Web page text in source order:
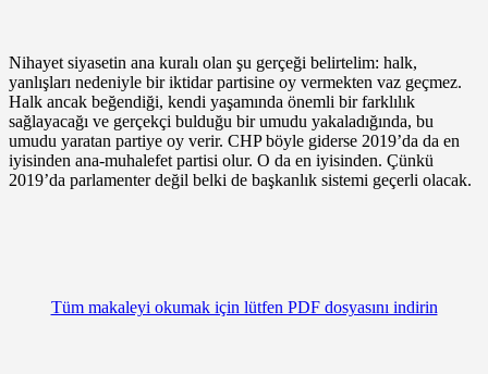
Nihayet siyasetin ana kuralı olan şu gerçeği belirtelim: halk,
yanlışları nedeniyle bir iktidar partisine oy vermekten vaz geçmez.
Halk ancak beğendiği, kendi yaşamında önemli bir farklılık
sağlayacağı ve gerçekçi bulduğu bir umudu yakaladığında, bu
umudu yaratan partiye oy verir. CHP böyle giderse 2019’da da en
iyisinden ana-muhalefet partisi olur. O da en iyisinden. Çünkü
2019’da parlamenter değil belki de başkanlık sistemi geçerli olacak.
Tüm makaleyi okumak için lütfen PDF dosyasını indirin